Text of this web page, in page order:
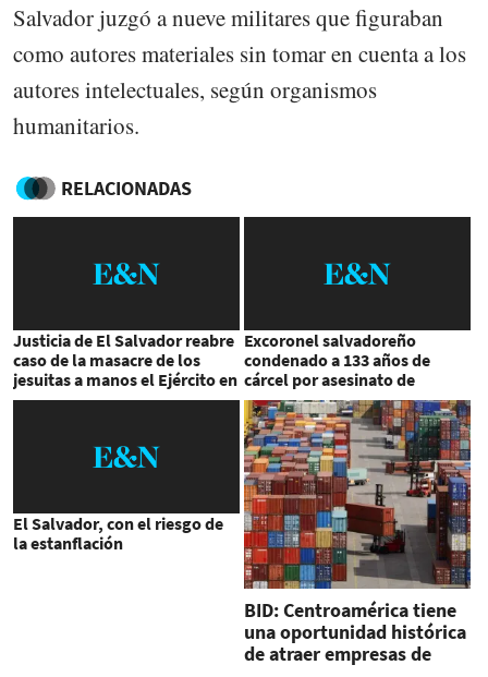
Salvador juzgó a nueve militares que figuraban
como autores materiales sin tomar en cuenta a los
autores intelectuales, según organismos
humanitarios.
RELACIONADAS
Justicia de El Salvador reabre
caso de la masacre de los
jesuitas a manos el Ejército en
1989
Excoronel salvadoreño
condenado a 133 años de
cárcel por asesinato de
jesuitas españoles
El Salvador, con el riesgo de
la estanflación
BID: Centroamérica tiene
una oportunidad histórica
de atraer empresas de